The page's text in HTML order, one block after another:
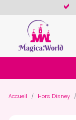
Accueil Hors Disney